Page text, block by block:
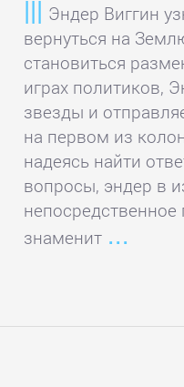
Эндер Виггин
вернуться на
становиться
играх политиков,
звезды и
на первом из
надеясь найти
вопросы, эндер в
знаменит